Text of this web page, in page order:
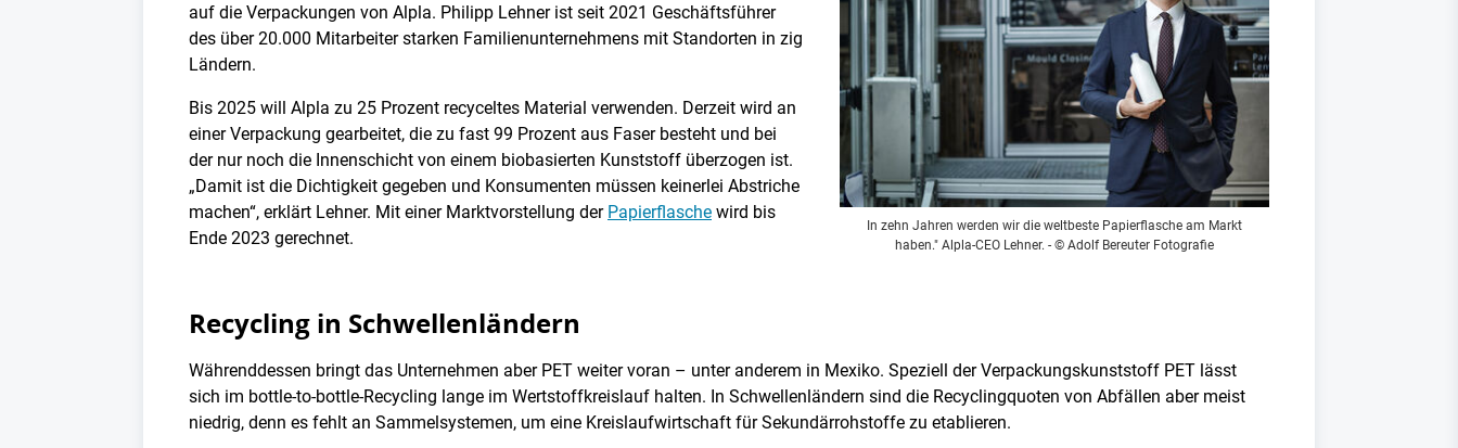
auf die Verpackungen von Alpla. Philipp Lehner ist seit 2021 Geschäftsführer
des über 20.000 Mitarbeiter starken Familienunternehmens mit Standorten in zig
Ländern.
Bis 2025 will Alpla zu 25 Prozent recyceltes Material verwenden. Derzeit wird an
einer Verpackung gearbeitet, die zu fast 99 Prozent aus Faser besteht und bei
der nur noch die Innenschicht von einem biobasierten Kunststoff überzogen ist.
„Damit ist die Dichtigkeit gegeben und Konsumenten müssen keinerlei Abstriche
machen“, erklärt Lehner. Mit einer Marktvorstellung der Papierflasche wird bis
Ende 2023 gerechnet.
In zehn Jahren werden wir die weltbeste Papierflasche am Markt
haben." Alpla-CEO Lehner. - © Adolf Bereuter Fotografie
Recycling in Schwellenländern
Währenddessen bringt das Unternehmen aber PET weiter voran – unter anderem in Mexiko. Speziell der Verpackungskunststoff PET lässt
sich im bottle-to-bottle-Recycling lange im Wertstoffkreislauf halten. In Schwellenländern sind die Recyclingquoten von Abfällen aber meist
niedrig, denn es fehlt an Sammelsystemen, um eine Kreislaufwirtschaft für Sekundärrohstoffe zu etablieren.